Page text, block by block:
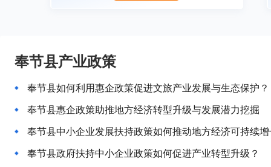
奉节县产业政策
奉节县如何利用惠企政策促进文旅产业发展与生态保护？
奉节县惠企政策助推地方经济转型升级与发展潜力挖掘
奉节县中小企业发展扶持政策如何推动地方经济可持续
奉节县政府扶持中小企业政策如何促进产业转型升级？